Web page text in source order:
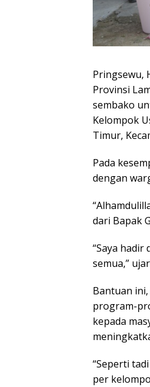
Pringsewu,
Provinsi
sembako
Kelompok
Timur,
Pada
dengan
dari Bapak
“Saya
semua,”
Bantuan
program-
kepada
“Seperti
per